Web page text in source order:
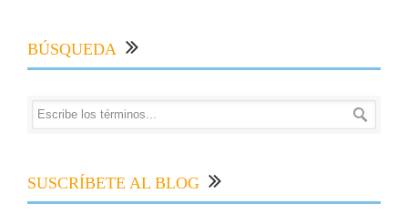
BÚSQUEDA
SUSCRÍBETE AL BLOG